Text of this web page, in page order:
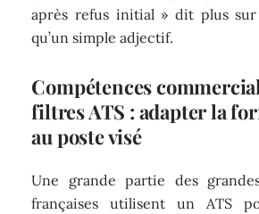
après refus initial » dit plus
qu’un simple adjectif.
Compétences
filtres ATS : adapter la
au poste visé
Une grande partie des
françaises utilisent un ATS